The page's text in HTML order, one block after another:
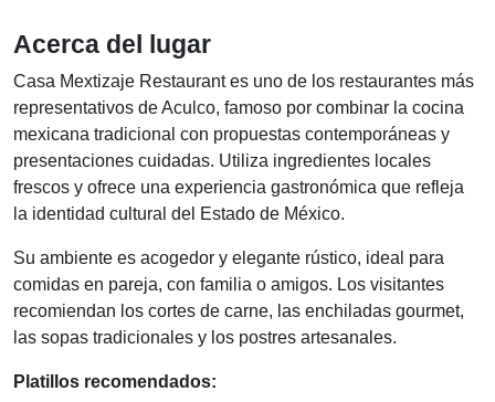
Acerca del lugar
Casa Mextizaje Restaurant es uno de los restaurantes más
representativos de Aculco, famoso por combinar la cocina
mexicana tradicional con propuestas contemporáneas y
presentaciones cuidadas. Utiliza ingredientes locales
frescos y ofrece una experiencia gastronómica que refleja
la identidad cultural del Estado de México.
Su ambiente es acogedor y elegante rústico, ideal para
comidas en pareja, con familia o amigos. Los visitantes
recomiendan los cortes de carne, las enchiladas gourmet,
las sopas tradicionales y los postres artesanales.
Platillos recomendados: